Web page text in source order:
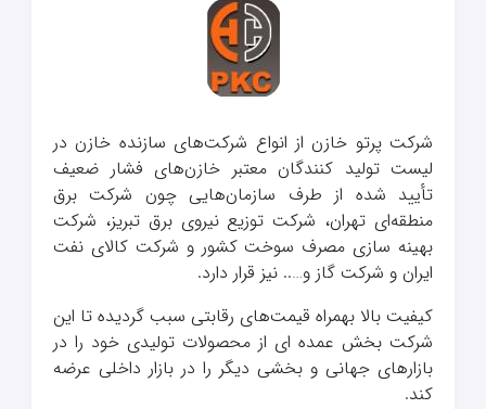
شرکت پرتو خازن از انواع شرکت‌های سازنده خازن در
لیست تولید کنندگان معتبر خازن‌های فشار ضعیف
تأیید شده از طرف سازمان‌هایی چون شرکت برق
منطقه‌ای تهران، شرکت توزیع نیروی برق تبریز، شرکت
بهینه سازی مصرف سوخت کشور و شرکت کالای نفت
ایران و شرکت گاز و….. نیز قرار دارد.
کیفیت بالا بهمراه قیمت‌های رقابتی سبب گردیده تا این
شرکت بخش عمده ای از محصولات تولیدی خود را در
بازارهای جهانی و بخشی دیگر را در بازار داخلی عرضه
کند.